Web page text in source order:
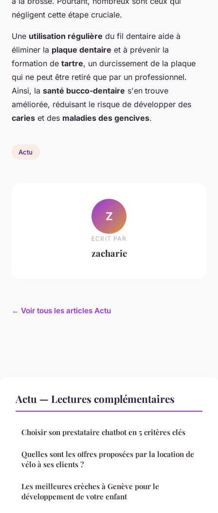
négligent cette étape cruciale.
Une utilisation régulière du fil dentaire aide à
éliminer la plaque dentaire et à prévenir la
formation de tartre, un durcissement de la plaque
qui ne peut être retiré que par un professionnel.
Ainsi, la santé bucco-dentaire s'en trouve
améliorée, réduisant le risque de développer des
caries et des maladies des gencives.
Actu
Z
ECRIT PAR
zacharie
← Voir tous les articles Actu
Actu — Lectures complémentaires
Choisir son prestataire chatbot en 5 critères clés
Quelles sont les offres proposées par la location de
vélo à ses clients ?
Les meilleures crèches à Genève pour le
développement de votre enfant